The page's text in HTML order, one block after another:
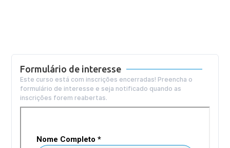
Formulário de interesse
Este curso está com inscrições encerradas! Preencha o
formulário de interesse e seja notificado quando as
inscrições forem reabertas.